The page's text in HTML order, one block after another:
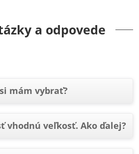
a odpovede
mám vybrať?
vhodnú veľkosť. Ako ďalej?